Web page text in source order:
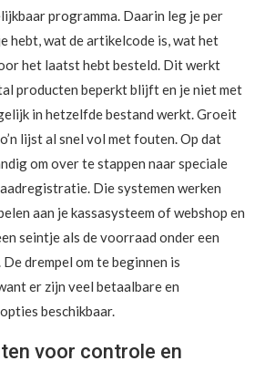
programma. Daarin leg je per
hebt, wat de artikelcode is, wat het
het laatst hebt besteld. Dit werkt
producten beperkt blijft en je niet met
in hetzelfde bestand werkt. Groeit
lijst al snel vol met fouten. Op dat
om over te stappen naar speciale
Die systemen werken
aan je kassasysteem of webshop en
seintje als de voorraad onder een
drempel om te beginnen is
er zijn veel betaalbare en
beschikbaar.
voor controle en